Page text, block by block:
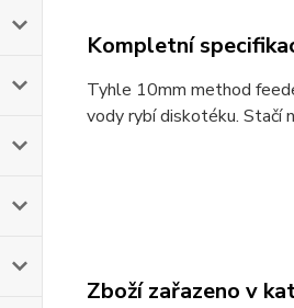
Kompletní
Tyhle 10mm method
vody rybí diskotéku. Stačí
Zboží zařazeno v